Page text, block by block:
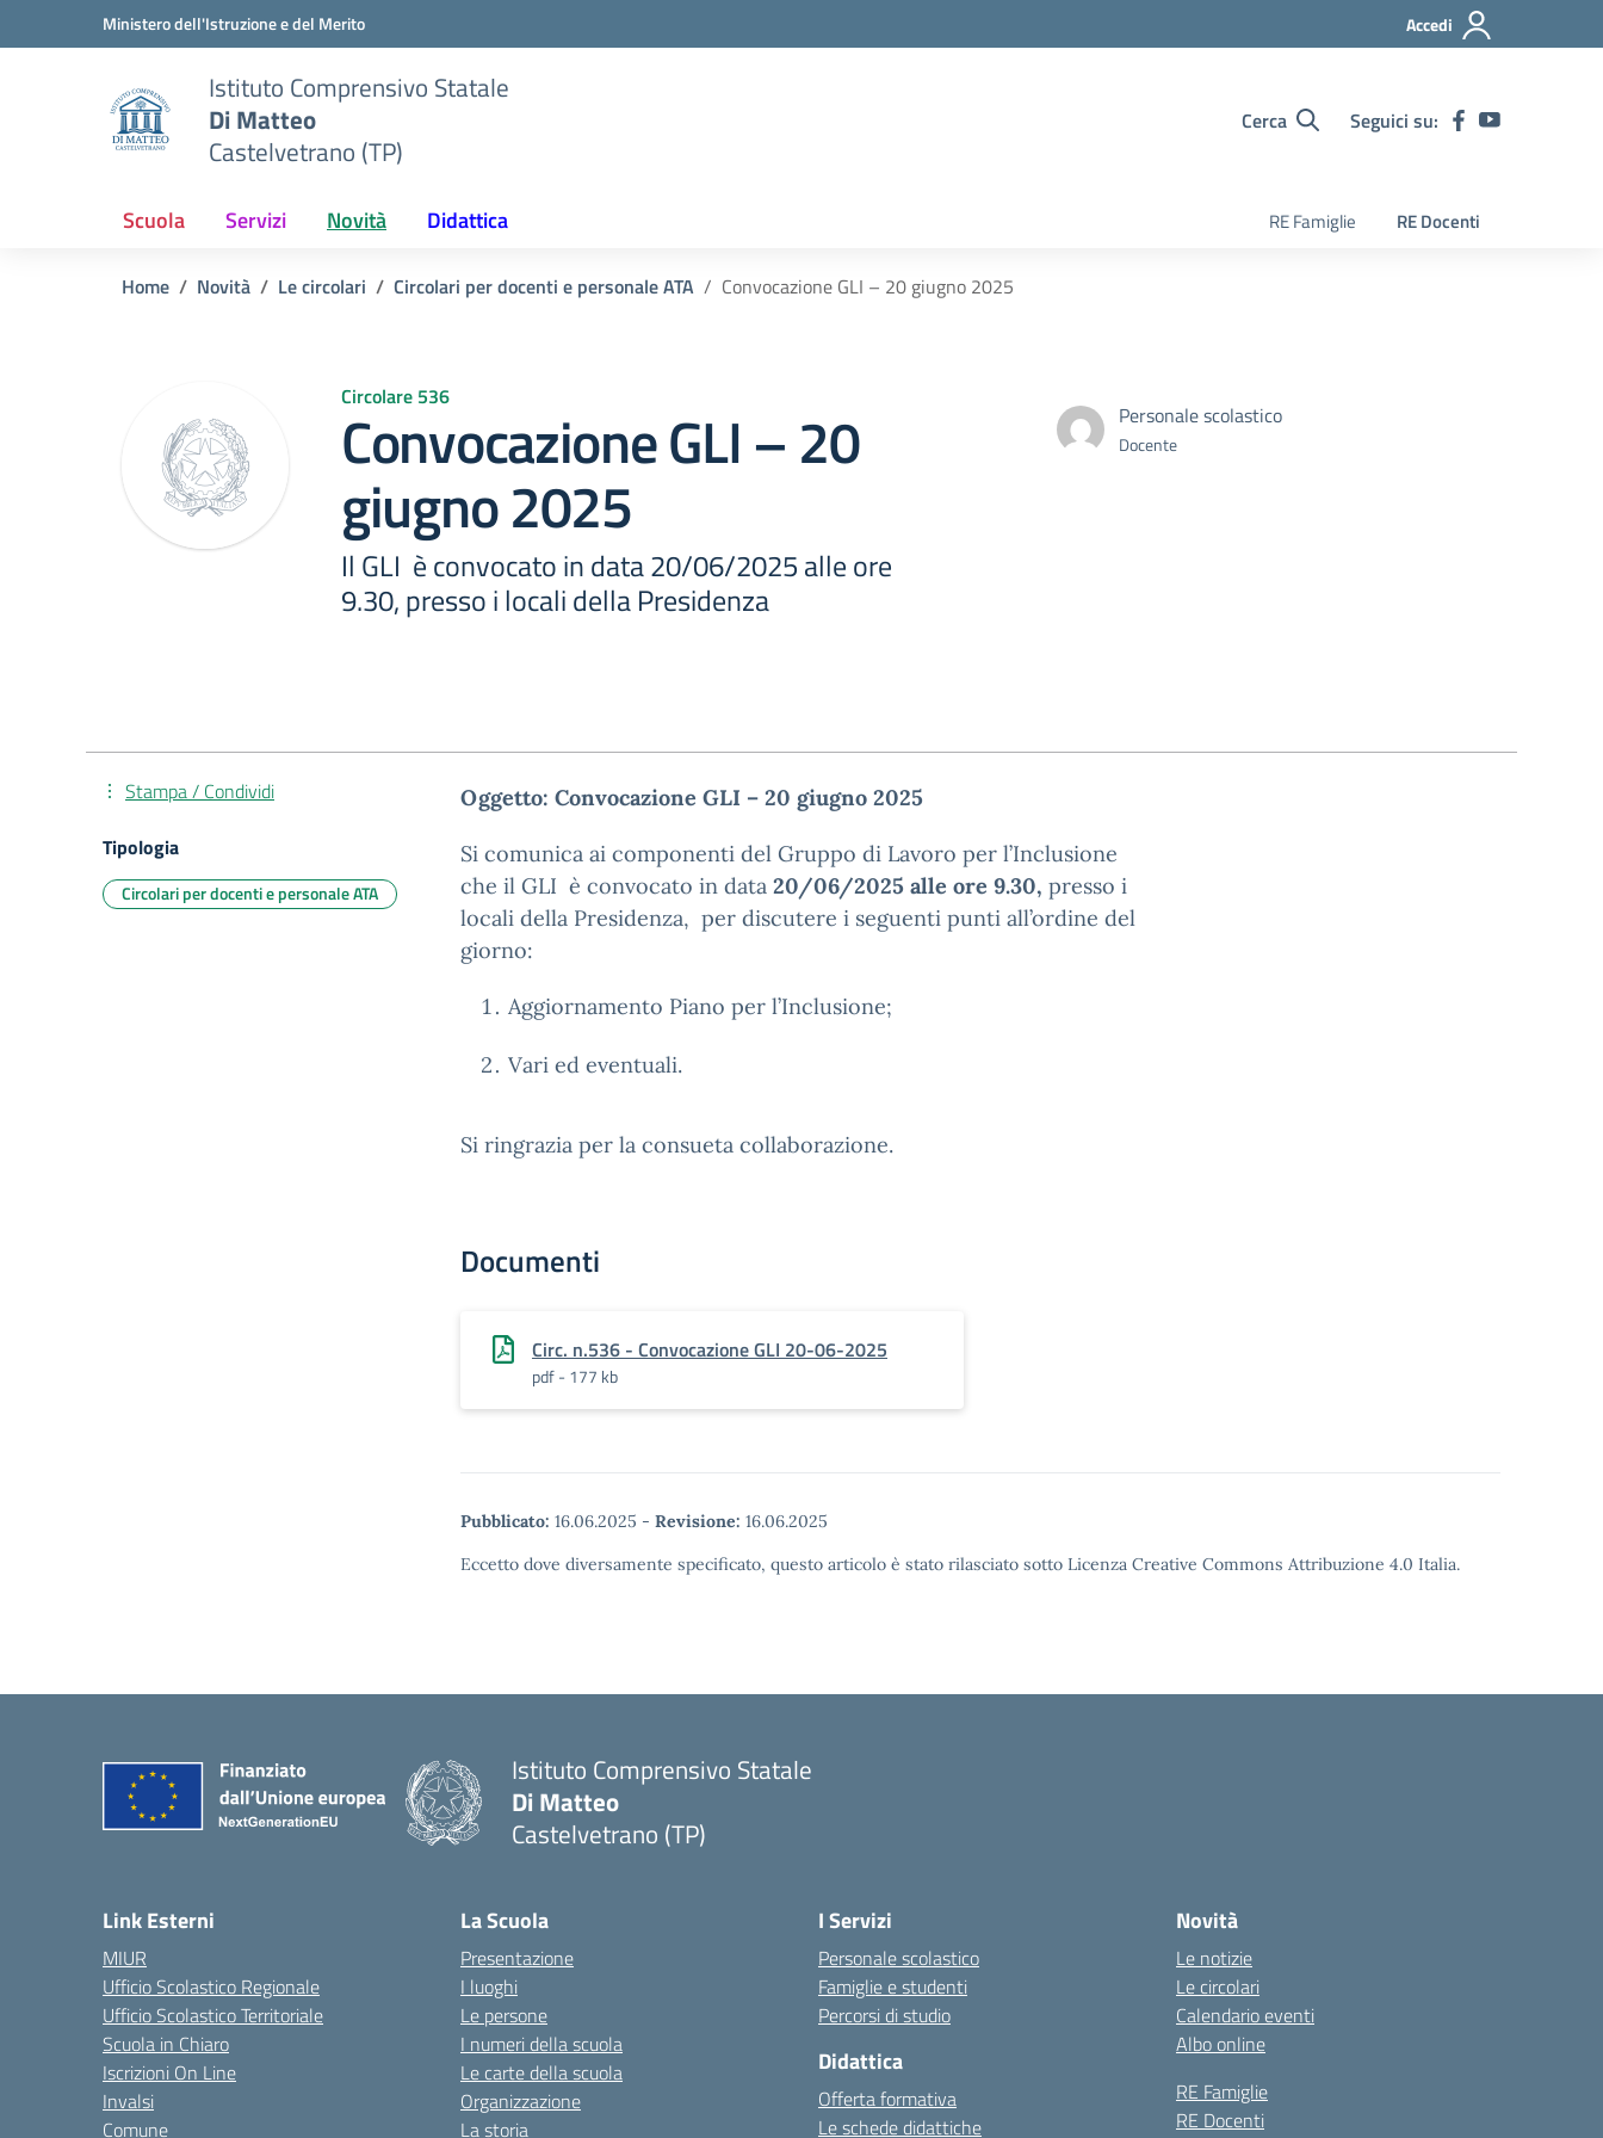
Vai ai contenuti
Vai al menu di navigazioneMinistero dell'Istruzione e del Merito Accedi
Istituto Comprensivo Statale
Di Matteo
Castelvetrano (TP)
Cerca Seguici su:
Scuola Servizi Novità Didattica RE Famiglie RE Docenti
Home Novità Le circolari Circolari per docenti e personale ATA Convocazione GLI – 20 giugno 2025
Circolare 536
Convocazione GLI – 20
giugno 2025
Il GLI è convocato in data 20/06/2025 alle ore
9.30, presso i locali della Presidenza
Personale scolastico
Docente
Oggetto: Convocazione GLI – 20 giugno 2025
Si comunica ai componenti del Gruppo di Lavoro per l’Inclusione
che il GLI è convocato in data 20/06/2025 alle ore 9.30, presso i
locali della Presidenza, per discutere i seguenti punti all’ordine del
giorno:
Aggiornamento Piano per l’Inclusione;
Vari ed eventuali.
Si ringrazia per la consueta collaborazione.
Documenti
Circ. n.536 - Convocazione GLI 20-06-2025
pdf - 177 kb
Pubblicato: 16.06.2025 - Revisione: 16.06.2025
Eccetto dove diversamente specificato, questo articolo è stato rilasciato sotto Licenza Creative Commons Attribuzione 4.0 Italia.
Stampa / Condividi
Tipologia
Circolari per docenti e personale ATA
Istituto Comprensivo Statale
Di Matteo
Castelvetrano (TP)
Link Esterni
MIUR
Ufficio Scolastico Regionale
Ufficio Scolastico Territoriale
Scuola in Chiaro
Iscrizioni On Line
Invalsi
Comune
La Scuola
Presentazione
I luoghi
Le persone
I numeri della scuola
Le carte della scuola
Organizzazione
La storia
I Servizi
Personale scolastico
Famiglie e studenti
Percorsi di studio
Didattica
Offerta formativa
Le schede didattiche
Novità
Le notizie
Le circolari
Calendario eventi
Albo online
RE Famiglie
RE Docenti